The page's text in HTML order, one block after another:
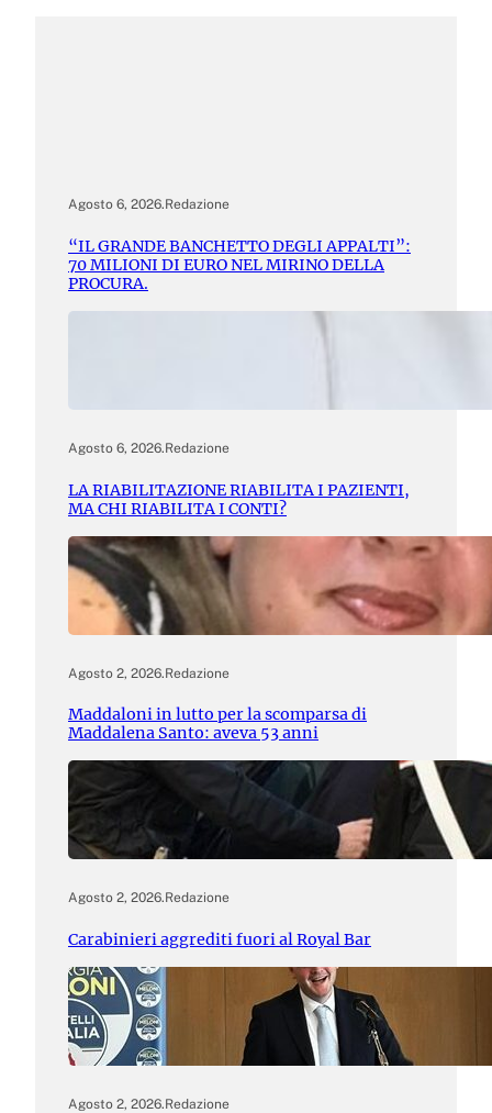
Agosto 6, 2026.Redazione
“IL GRANDE BANCHETTO DEGLI APPALTI”:
70 MILIONI DI EURO NEL MIRINO DELLA
PROCURA.
Agosto 6, 2026.Redazione
LA RIABILITAZIONE RIABILITA I PAZIENTI,
MA CHI RIABILITA I CONTI?
Agosto 2, 2026.Redazione
Maddaloni in lutto per la scomparsa di
Maddalena Santo: aveva 53 anni
Agosto 2, 2026.Redazione
Carabinieri aggrediti fuori al Royal Bar
Agosto 2, 2026.Redazione